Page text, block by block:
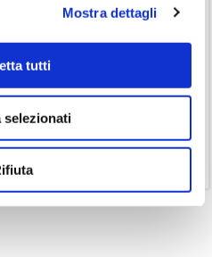
Mostra dettagli
tutti
selezionati